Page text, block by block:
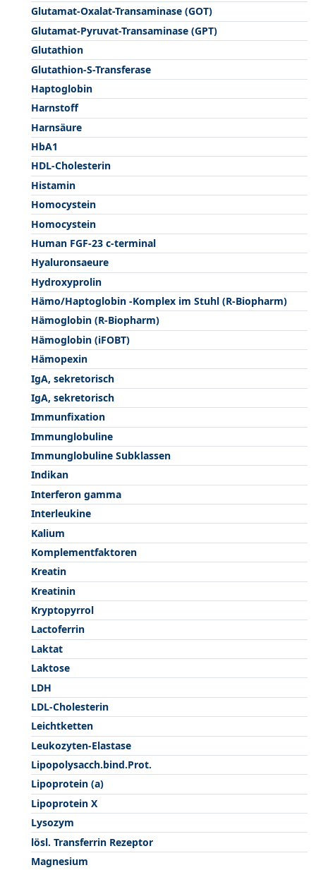
Glutamat-Oxalat-Transaminase (GOT)
Glutamat-Pyruvat-Transaminase (GPT)
Glutathion
Glutathion-S-Transferase
Haptoglobin
Harnstoff
Harnsäure
HbA1
HDL-Cholesterin
Histamin
Homocystein
Homocystein
Human FGF-23 c-terminal
Hyaluronsaeure
Hydroxyprolin
Hämo/Haptoglobin -Komplex im Stuhl (R-Biopharm)
Hämoglobin (R-Biopharm)
Hämoglobin (iFOBT)
Hämopexin
IgA, sekretorisch
IgA, sekretorisch
Immunfixation
Immunglobuline
Immunglobuline Subklassen
Indikan
Interferon gamma
Interleukine
Kalium
Komplementfaktoren
Kreatin
Kreatinin
Kryptopyrrol
Lactoferrin
Laktat
Laktose
LDH
LDL-Cholesterin
Leichtketten
Leukozyten-Elastase
Lipopolysacch.bind.Prot.
Lipoprotein (a)
Lipoprotein X
Lysozym
lösl. Transferrin Rezeptor
Magnesium